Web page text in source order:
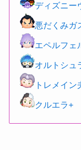
ディズニー
悪だくみガ
エペルフェ
オルトシュ
トレメイン
クルエラ+